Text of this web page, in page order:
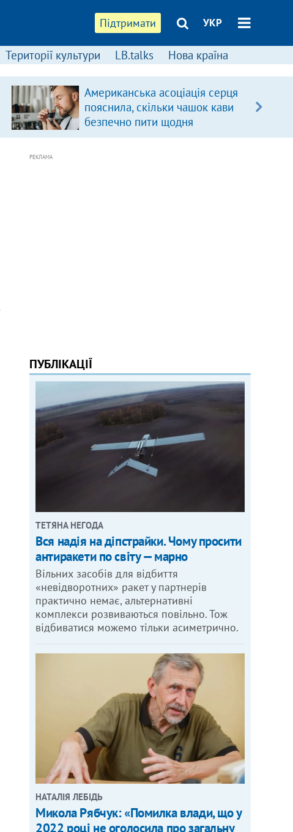
Підтримати УКР
Території культури LB.talks Нова країна
Американська асоціація серця
пояснила, скільки чашок кави
безпечно пити щодня
РЕКЛАМА
ПУБЛІКАЦІЇ
ТЕТЯНА НЕГОДА
Вся надія на діпстрайки. Чому просити
антиракети по світу — марно
Вільних засобів для відбиття
«невідворотних» ракет у партнерів
практично немає, альтернативні
комплекси розвиваються повільно. Тож
відбиватися можемо тільки асиметрично.
НАТАЛІЯ ЛЕБІДЬ
Микола Рябчук: «Помилка влади, що у
2022 році не оголосила про загальну